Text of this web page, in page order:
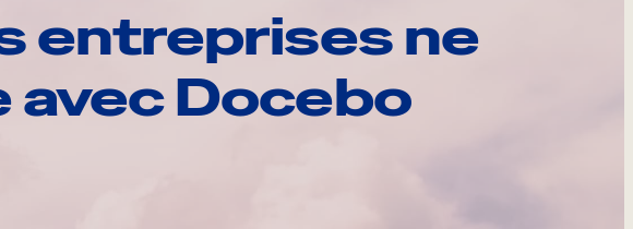
entreprises ne
avec Docebo